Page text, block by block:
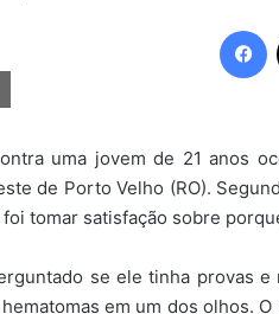
uma jovem de 21 anos
de Porto Velho (RO).
tomar satisfação sobre
se ele tinha provas
em um dos olhos.